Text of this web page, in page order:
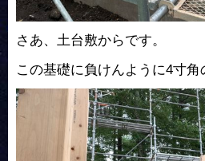
さあ、土台敷からです。
この基礎に負けんように4寸角